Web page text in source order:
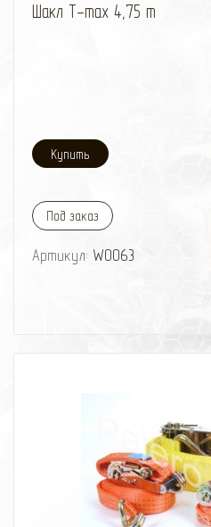
Шакл T-max 4,75 т
Под заказ
Артикул: W0063